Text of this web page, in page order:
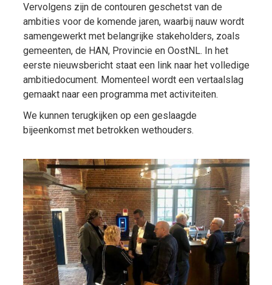
Vervolgens zijn de contouren geschetst van de
ambities voor de komende jaren, waarbij nauw wordt
samengewerkt met belangrijke stakeholders, zoals
gemeenten, de HAN, Provincie en OostNL. In het
eerste nieuwsbericht staat een link naar het volledige
ambitiedocument. Momenteel wordt een vertaalslag
gemaakt naar een programma met activiteiten.
We kunnen terugkijken op een geslaagde
bijeenkomst met betrokken wethouders.